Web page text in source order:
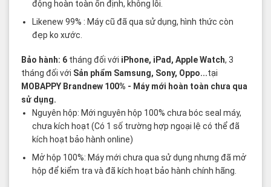
động hoàn toàn ổn định, không lỗi.
Likenew 99% : Máy cũ đã qua sử dụng, hình thức còn
đẹp ko xước.
Bảo hành: 6 tháng đối với iPhone, iPad, Apple Watch, 3
tháng đối với Sản phẩm Samsung, Sony, Oppo...tại
MOBAPPY Brandnew 100% - Máy mới hoàn toàn chưa qua
sử dụng.
Nguyên hộp: Mới nguyên hộp 100% chưa bóc seal máy,
chưa kích hoạt (Có 1 số trường hợp ngoại lệ có thể đã
kích hoạt bảo hành online)
Mở hộp 100%: Máy mới chưa qua sử dụng nhưng đã mở
hộp để kiểm tra và đã kích hoạt bảo hành chính hãng.